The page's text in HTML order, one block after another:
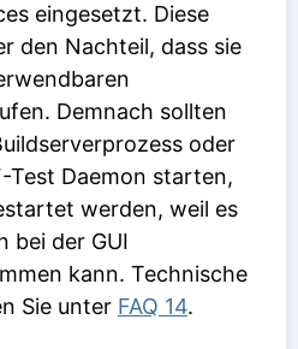
eingesetzt. Diese
den Nachteil, dass sie
Demnach sollten
oder
Test Daemon starten,
werden, weil es
bei der GUI
kann. Technische
Sie unter FAQ 14.